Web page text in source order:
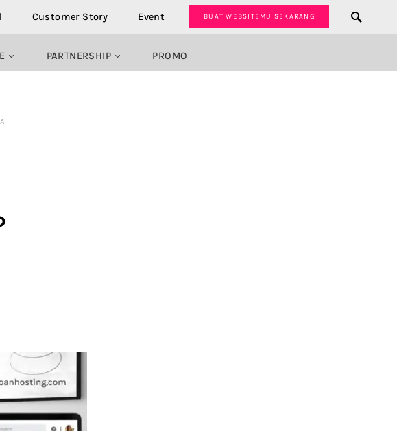
Customer Story Event BUAT WEBSITEMU SEKARANG
PARTNERSHIP PROMO